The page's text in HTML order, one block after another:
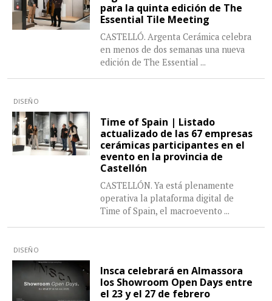
para la quinta edición de The
Essential Tile Meeting
CASTELLÓ. Argenta Cerámica celebra
en menos de dos semanas una nueva
edición de The Essential ...
DISEÑO
Time of Spain | Listado
actualizado de las 67 empresas
cerámicas participantes en el
evento en la provincia de
Castellón
CASTELLÓN. Ya está plenamente
operativa la plataforma digital de
Time of Spain, el macroevento ...
DISEÑO
Insca celebrará en Almassora
los Showroom Open Days entre
el 23 y el 27 de febrero